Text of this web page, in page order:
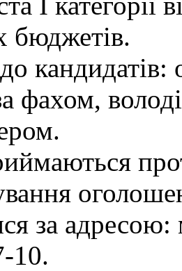
бюджетів.
кандидатів:
фахом,
за
10.